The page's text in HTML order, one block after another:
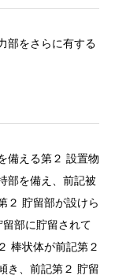
部をさらに有する
備える第２ 設置物
部を備え、前記被
２ 貯留部が設けら
部に貯留されて
棒状体が前記第２
き、前記第２ 貯留